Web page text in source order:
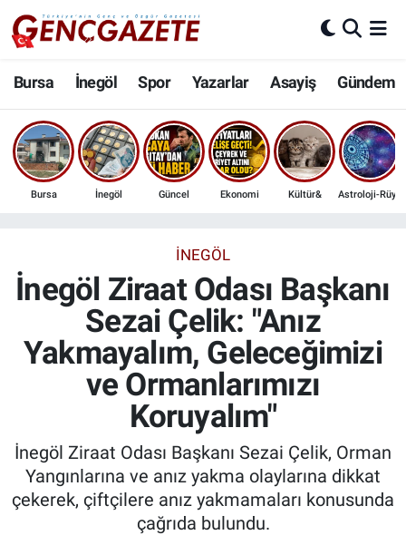
Bursa İnegöl Spor Yazarlar Asayiş Gündem
Bursa İnegöl Güncel Ekonomi Kültür& Astroloji-Rüya
İNEGÖL
İnegöl Ziraat Odası Başkanı
Sezai Çelik: "Anız
Yakmayalım, Geleceğimizi
ve Ormanlarımızı
Koruyalım"
İnegöl Ziraat Odası Başkanı Sezai Çelik, Orman
Yangınlarına ve anız yakma olaylarına dikkat
çekerek, çiftçilere anız yakmamaları konusunda
çağrıda bulundu.
Bursa
İnegöl
3.SAYFA
Ekonomi
Güncel
İnanç
Kültür & Sanat
Nöbetçi Eczaneler
Hava Durumu
Trafik Durumu
Son Dakika Haberleri
Haber Arşivi